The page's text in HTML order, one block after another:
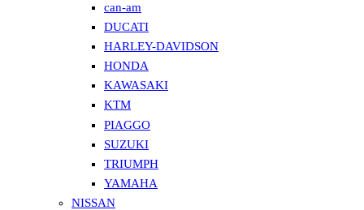
can-am
DUCATI
HARLEY-DAVIDSON
HONDA
KAWASAKI
KTM
PIAGGO
SUZUKI
TRIUMPH
YAMAHA
NISSAN